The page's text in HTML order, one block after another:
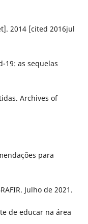
2014 [cited 2016jul
19: as sequelas
Archives of
para
Julho de 2021.
de educar na área